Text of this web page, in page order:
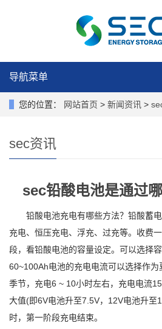
导航菜单
您的位置： 网站首页 > 新闻资讯 >
sec资讯
sec铅酸电池是通过
铅酸电池充电有哪些方法？铅酸蓄电
充电、恒压充电、浮充、过充等。收费
段，看铅酸电池的容量设定。可以选择
60~100Ah电池的充电电流可以选择作
季节，充电6 ~ 10小时左右，充电电流
大值(即6V电池升至7.5V，12V电池升至
时，第一阶段充电结束。